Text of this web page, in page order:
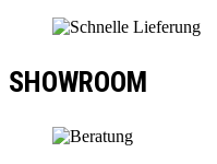
SHOWROOM